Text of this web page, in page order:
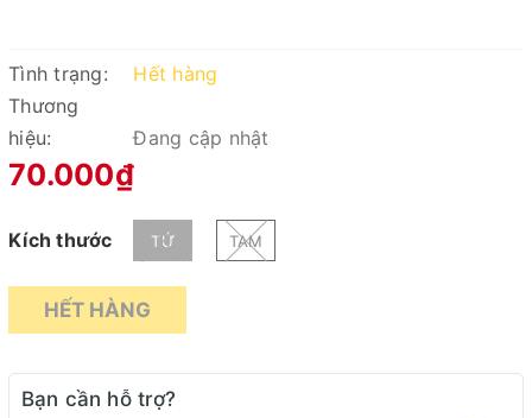
Tình trạng:
Hết hàng
Thương
hiệu:
Đang cập nhật
70.000₫
Kích thước TỨ TAM
HẾT HÀNG
Bạn cần hỗ trợ?